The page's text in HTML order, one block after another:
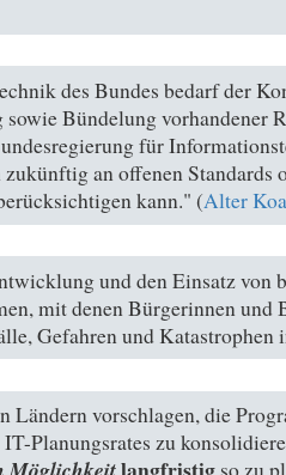
des Bundes bedarf der
Bündelung vorhandener
für
an offenen Standards
kann." (Alter
und den Einsatz von
mit denen Bürgerinnen
Gefahren und Katastrophen
Ländern vorschlagen, die
Planungsrates zu